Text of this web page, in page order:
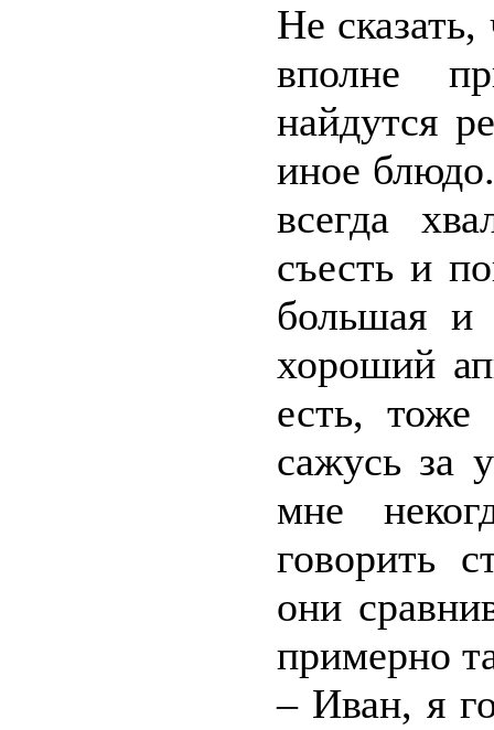
Не
вполне
найдутся
иное
всегда
съесть и
большая
хороший
есть,
сажусь за
мне
говорить
они
примерно
– Иван, я